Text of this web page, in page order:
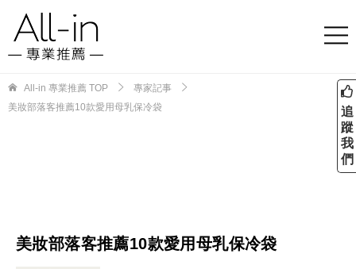
All-in 專業推薦 TOP
專家記事
美妝部落客推薦10款愛用母乳保冷袋
美妝部落客推薦10款愛用母乳保冷袋
追
蹤
我
們